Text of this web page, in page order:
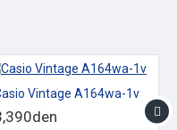
Vintage A164wa-1v